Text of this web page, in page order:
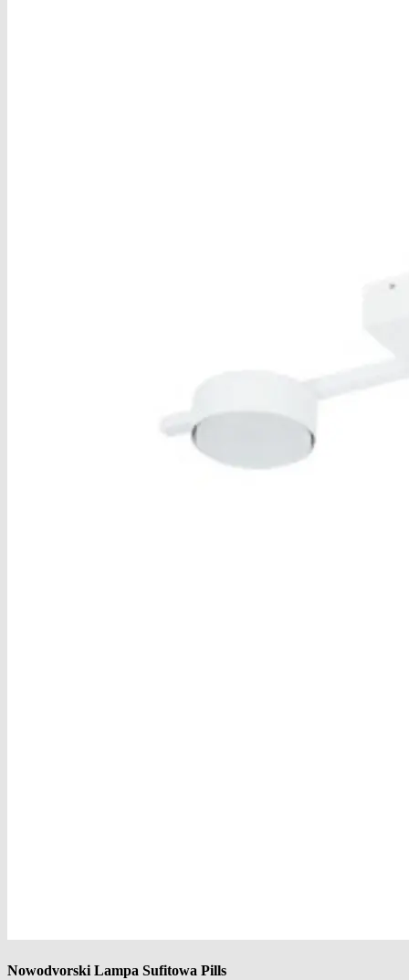
Nowodvorski Lampa Sufitowa Pills